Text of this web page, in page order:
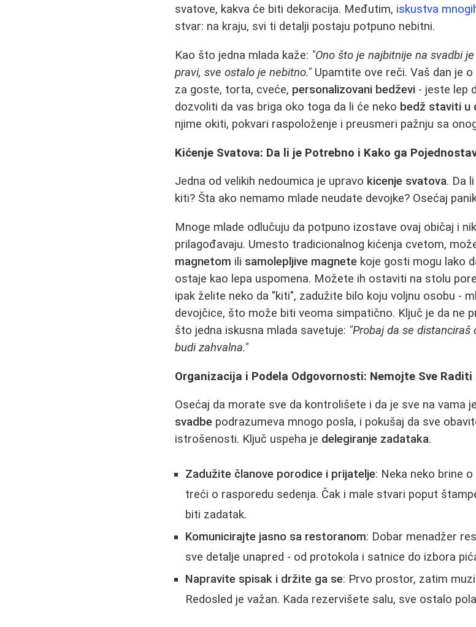
svatove, kakva će biti dekoracija. Međutim, iskustva
stvar: na kraju, svi ti detalji postaju potpuno nebitni.
Kao što jedna mlada kaže: "Ono što je najbitnije na svadbi
pravi, sve ostalo je nebitno." Upamtite ove reči. Vaš dan je
za goste, torta, cveće, personalizovani bedževi - jeste lep
dozvoliti da vas briga oko toga da li će neko bedž staviti u
njime okiti, pokvari raspoloženje i preusmeri pažnju sa
Kićenje Svatova: Da li je Potrebno i Kako ga
Jedna od velikih nedoumica je upravo kicenje svatova. Da
kiti? Šta ako nemamo mlade neudate devojke? Osećaj
Mnoge mlade odlučuju da potpuno izostave ovaj običaj i
prilagođavaju. Umesto tradicionalnog kićenja cvetom,
magnetom ili samolepljive magnete koje gosti mogu lako
ostaje kao lepa uspomena. Možete ih ostaviti na stolu
ipak želite neko da "kiti", zadužite bilo koju voljnu osobu -
devojčice, što može biti veoma simpatično. Ključ je da ne
što jedna iskusna mlada savetuje: "Probaj da se
budi zahvalna."
Organizacija i Podela Odgovornosti: Nemojte Sve Raditi
Osećaj da morate sve da kontrolišete i da je sve na vama
svadbe podrazumeva mnogo posla, i pokušaj da sve
istrošenosti. Ključ uspeha je delegiranje zadataka.
Zadužite članove porodice i prijatelje: Neka neko brine
treći o rasporedu sedenja. Čak i male stvari poput
biti zadatak.
Komunicirajte jasno sa restoranom: Dobar menadžer
sve detalje unapred - od protokola i satnice do izbora
Napravite spisak i držite ga se: Prvo prostor, zatim
Redosled je važan. Kada rezervišete salu, sve ostalo